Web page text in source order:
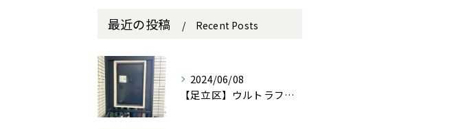
最近の投稿 Recent Posts
2024/06/08
【足立区】ウルトラファインバブル内蔵熱源機の交換設置を行いました。